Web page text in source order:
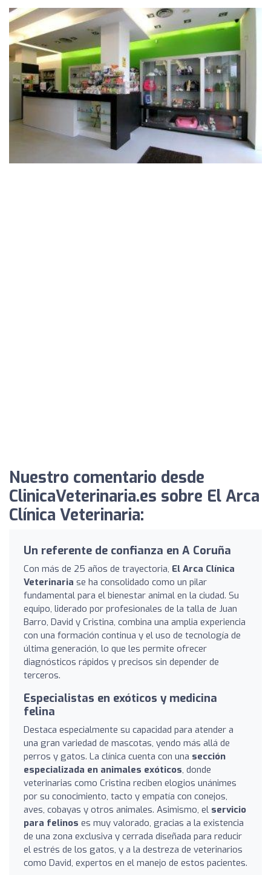
Nuestro comentario desde
ClinicaVeterinaria.es sobre El Arca
Clínica Veterinaria:
Un referente de confianza en A Coruña
Con más de 25 años de trayectoria, El Arca Clínica
Veterinaria se ha consolidado como un pilar
fundamental para el bienestar animal en la ciudad. Su
equipo, liderado por profesionales de la talla de Juan
Barro, David y Cristina, combina una amplia experiencia
con una formación continua y el uso de tecnología de
última generación, lo que les permite ofrecer
diagnósticos rápidos y precisos sin depender de
terceros.
Especialistas en exóticos y medicina
felina
Destaca especialmente su capacidad para atender a
una gran variedad de mascotas, yendo más allá de
perros y gatos. La clínica cuenta con una sección
especializada en animales exóticos, donde
veterinarias como Cristina reciben elogios unánimes
por su conocimiento, tacto y empatía con conejos,
aves, cobayas y otros animales. Asimismo, el servicio
para felinos es muy valorado, gracias a la existencia
de una zona exclusiva y cerrada diseñada para reducir
el estrés de los gatos, y a la destreza de veterinarios
como David, expertos en el manejo de estos pacientes.